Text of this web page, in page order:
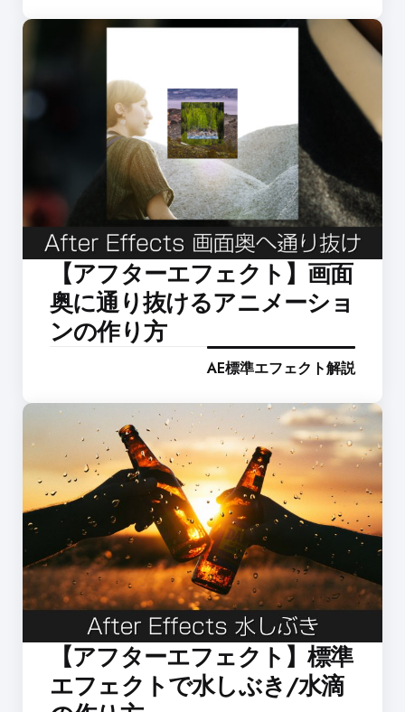
【アフターエフェクト】画面
奥に通り抜けるアニメーショ
ンの作り方
AE標準エフェクト解説
【アフターエフェクト】標準
エフェクトで水しぶき/水滴